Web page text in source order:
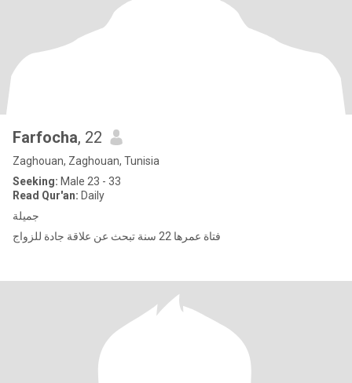
Farfocha, 22
Zaghouan, Zaghouan, Tunisia
Seeking: Male 23 - 33
Read Qur'an: Daily
جميلة
فتاة عمرها 22 سنة تبحث عن علاقة جادة للزواج